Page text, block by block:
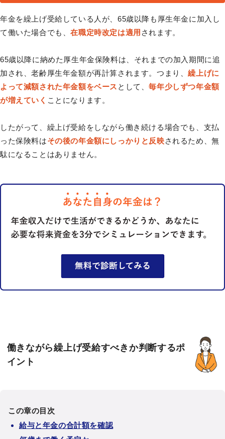
年金を繰上げ受給している人が、65歳以降も厚生年金に加入し
て働いた場合でも、在職定時改定は適用 されます。
65歳以降に納めた厚生年金保険料は、それまでの加入期間に追
加され、老齢厚生年金額が再計算されます。つまり、繰上げに
よって減額された年金額をベース として、毎年少しずつ年金額
が増えていく ことになります。
したがって、繰上げ受給をしながら働き続ける場合でも、支払
った保険料はその後の年金額にしっかりと反映されるため、無
駄になることはありません。
働きながら繰上げ受給すべきか判断するポ
イント
この章の目次
給与と年金の合計額を確認